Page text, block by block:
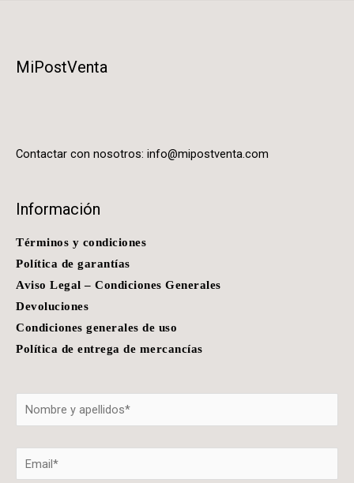
MiPostVenta
Contactar con nosotros: info@mipostventa.com
Información
Términos y condiciones
Política de garantías
Aviso Legal – Condiciones Generales
Devoluciones
Condiciones generales de uso
Política de entrega de mercancías